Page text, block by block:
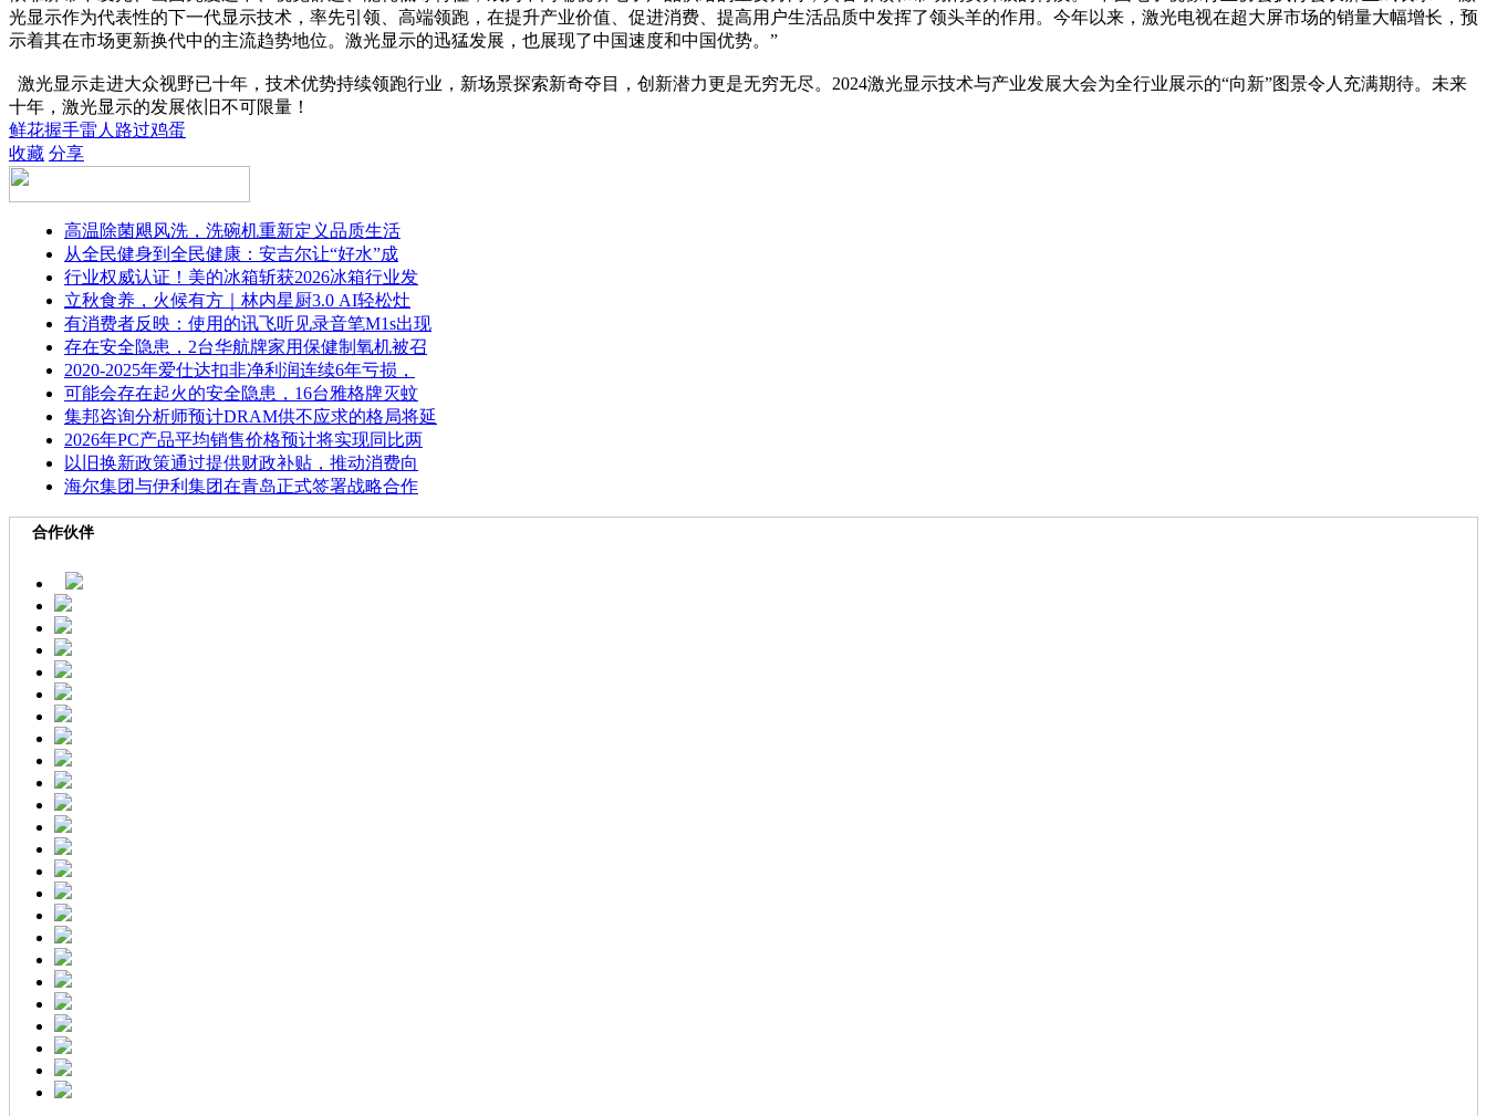
光显示作为代表性的下一代显示技术，率先引领、高端领跑，在提升产业价值、促进消费、提高用户生活品质中发挥了领头羊的作用。今年以来，激光电视在超大屏市场的销量大幅增长，预
示着其在市场更新换代中的主流趋势地位。激光显示的迅猛发展，也展现了中国速度和中国优势。”
激光显示走进大众视野已十年，技术优势持续领跑行业，新场景探索新奇夺目，创新潜力更是无穷无尽。2024激光显示技术与产业发展大会为全行业展示的“向新”图景令人充满期待。未来
十年，激光显示的发展依旧不可限量！
鲜花握手雷人 路过鸡蛋
收藏 分享
高温除菌飓风洗，洗碗机重新定义品质生活
从全民健身到全民健康：安吉尔让“好水”成
行业权威认证！美的冰箱斩获2026冰箱行业发
立秋食养，火候有方｜林内星厨3.0 AI轻松灶
有消费者反映：使用的讯飞听见录音笔M1s出现
存在安全隐患，2台华航牌家用保健制氧机被召
2020-2025年爱仕达扣非净利润连续6年亏损，
可能会存在起火的安全隐患，16台雅格牌灭蚊
集邦咨询分析师预计DRAM供不应求的格局将延
2026年PC产品平均销售价格预计将实现同比两
以旧换新政策通过提供财政补贴，推动消费向
海尔集团与伊利集团在青岛正式签署战略合作
合作伙伴